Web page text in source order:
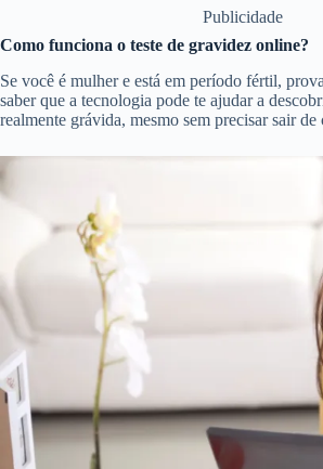
Publicidade
Como funciona o teste de gravidez online?
Se você é mulher e está em período fértil,
saber que a tecnologia pode te ajudar a
realmente grávida, mesmo sem precisar sair de